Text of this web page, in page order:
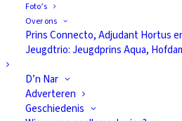
Foto’s
Over ons
Prins Connecto, Adjudant Hortus
Jeugdtrio: Jeugdprins Aqua,
D’n Nar
Adverteren
Geschiedenis